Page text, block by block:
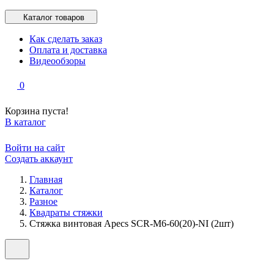
Каталог товаров
Как сделать заказ
Оплата и доставка
Видеообзоры
0
Корзина пуста!
В каталог
Войти на сайт
Создать аккаунт
Главная
Каталог
Разное
Квадраты стяжки
Стяжка винтовая Apecs SCR-M6-60(20)-NI (2шт)